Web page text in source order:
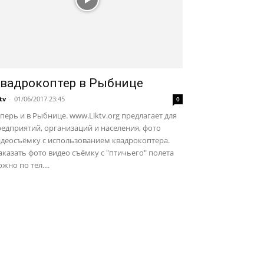
в Рыбнице
- 01/06/2017 23:45 0
и в Рыбнице. www.Liktv.org предлагает для
организаций и населения, фото
с использованием квадрокоптера.
фото видео съёмку с "птичьего" полета
по тел....